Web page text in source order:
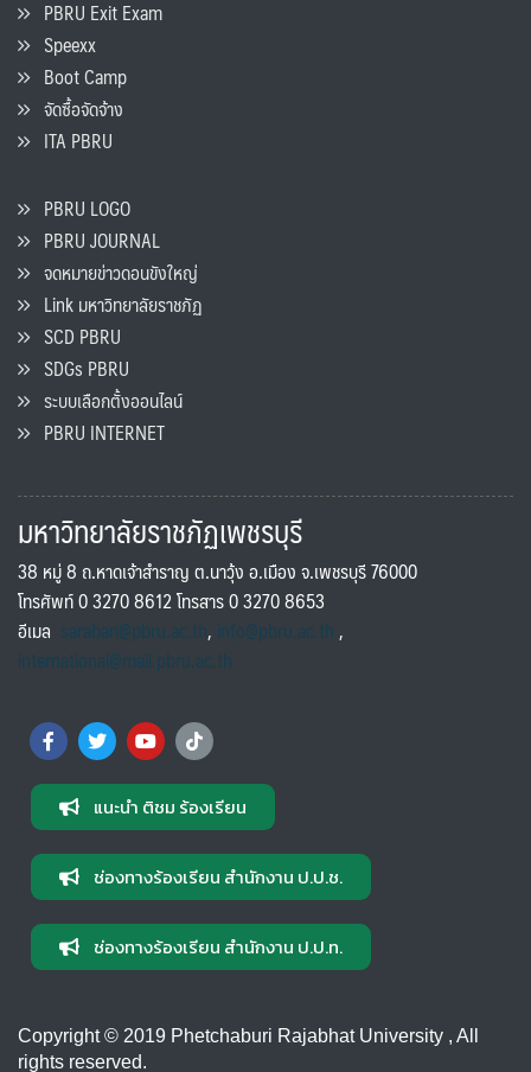
PBRU Exit Exam
Speexx
Boot Camp
จัดซื้อจัดจ้าง
ITA PBRU
PBRU LOGO
PBRU JOURNAL
จดหมายข่าวดอนขังใหญ่
Link มหาวิทยาลัยราชภัฏ
SCD PBRU
SDGs PBRU
ระบบเลือกตั้งออนไลน์
PBRU INTERNET
มหาวิทยาลัยราชภัฏเพชรบุรี
38 หมู่ 8 ถ.หาดเจ้าสำราญ ต.นาวุ้ง อ.เมือง จ.เพชรบุรี 76000
โทรศัพท์ 0 3270 8612 โทรสาร 0 3270 8653
อีเมล saraban@pbru.ac.th, info@pbru.ac.th,
international@mail.pbru.ac.th
แนะนำ ติชม ร้องเรียน
ช่องทางร้องเรียน สำนักงาน ป.ป.ช.
ช่องทางร้องเรียน สำนักงาน ป.ป.ท.
Copyright © 2019 Phetchaburi Rajabhat University , All
rights reserved.